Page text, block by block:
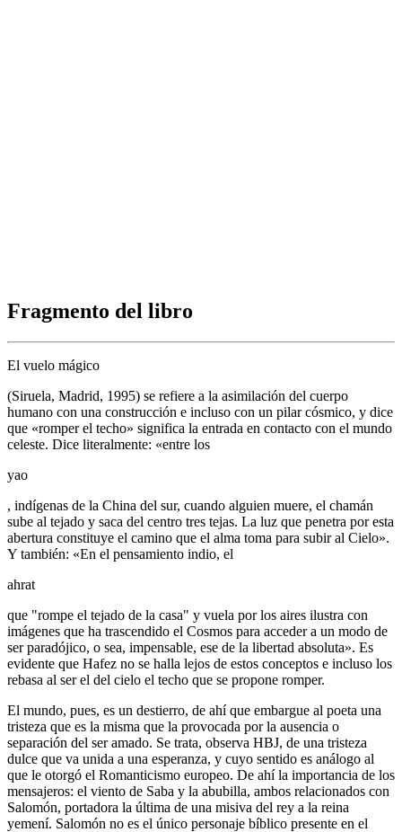
Fragmento del libro
El vuelo mágico
(Siruela, Madrid, 1995) se refiere a la asimilación del cuerpo
humano con una construcción e incluso con un pilar cósmico, y dice
que «romper el techo» significa la entrada en contacto con el mundo
celeste. Dice literalmente: «entre los
yao
, indígenas de la China del sur, cuando alguien muere, el chamán
sube al tejado y saca del centro tres tejas. La luz que penetra por esta
abertura constituye el camino que el alma toma para subir al Cielo».
Y también: «En el pensamiento indio, el
ahrat
que "rompe el tejado de la casa" y vuela por los aires ilustra con
imágenes que ha trascendido el Cosmos para acceder a un modo de
ser paradójico, o sea, impensable, ese de la libertad absoluta». Es
evidente que Hafez no se halla lejos de estos conceptos e incluso los
rebasa al ser el del cielo el techo que se propone romper.
El mundo, pues, es un destierro, de ahí que embargue al poeta una
tristeza que es la misma que la provocada por la ausencia o
separación del ser amado. Se trata, observa HBJ, de una tristeza
dulce que va unida a una esperanza, y cuyo sentido es análogo al
que le otorgó el Romanticismo europeo. De ahí la importancia de los
mensajeros: el viento de Saba y la abubilla, ambos relacionados con
Salomón, portadora la última de una misiva del rey a la reina
yemení. Salomón no es el único personaje bíblico presente en el